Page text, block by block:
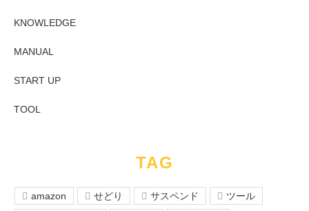
KNOWLEDGE
MANUAL
START UP
TOOL
TAG
amazon せどり サスペンド
ツール